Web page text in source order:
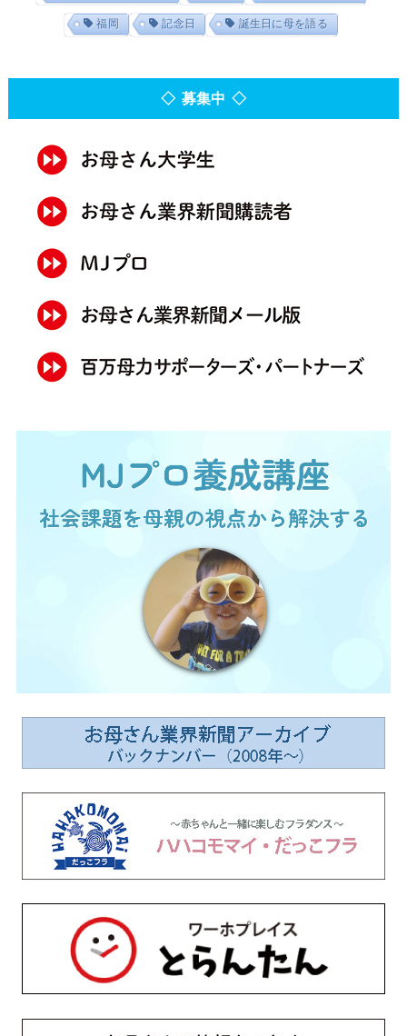
福岡 記念日 誕生日に母を語る
◇ 募集中 ◇